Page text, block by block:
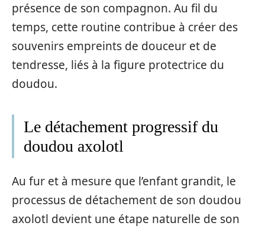
présence de son compagnon. Au fil du
temps, cette routine contribue à créer des
souvenirs empreints de douceur et de
tendresse, liés à la figure protectrice du
doudou.
Le détachement progressif du
doudou axolotl
Au fur et à mesure que l’enfant grandit, le
processus de détachement de son doudou
axolotl devient une étape naturelle de son